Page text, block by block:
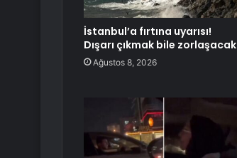
İstanbul’a fırtına uyarısı!
Dışarı çıkmak bile zorlaşacak
Ağustos 8, 2026